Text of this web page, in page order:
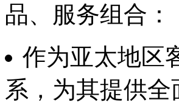
品、服务组合：
作为亚太地区
系，为其提供